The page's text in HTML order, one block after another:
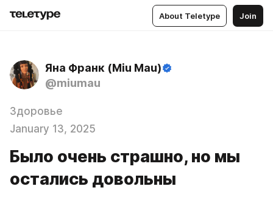
About Teletype Join
Яна Франк (Miu Mau)
@miumau
Здоровье
January 13, 2025
Было очень страшно, но мы
остались довольны